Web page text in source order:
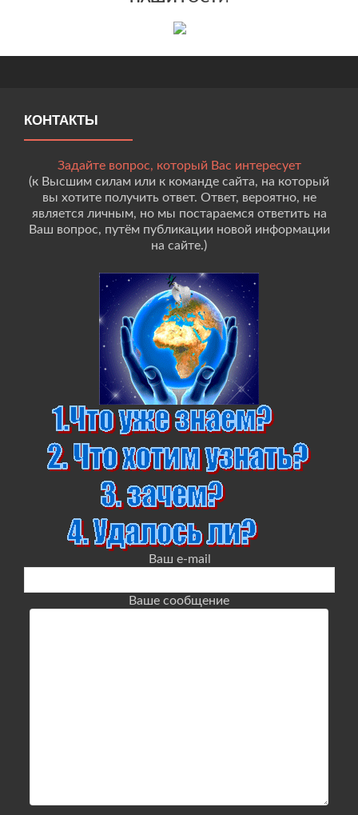
КОНТАКТЫ
Задайте вопрос, который Вас интересует
(к Высшим силам или к команде сайта, на который
вы хотите получить ответ. Ответ, вероятно, не
является личным, но мы постараемся ответить на
Ваш вопрос, путём публикации новой информации
на сайте.)
Ваш e-mail
Ваше сообщение